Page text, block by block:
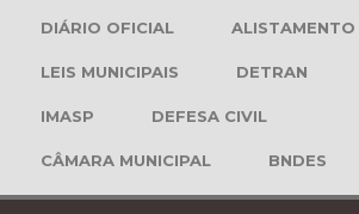
DIÁRIO OFICIAL ALISTAMENTO
LEIS MUNICIPAIS DETRAN
IMASP DEFESA CIVIL
CÂMARA MUNICIPAL BNDES